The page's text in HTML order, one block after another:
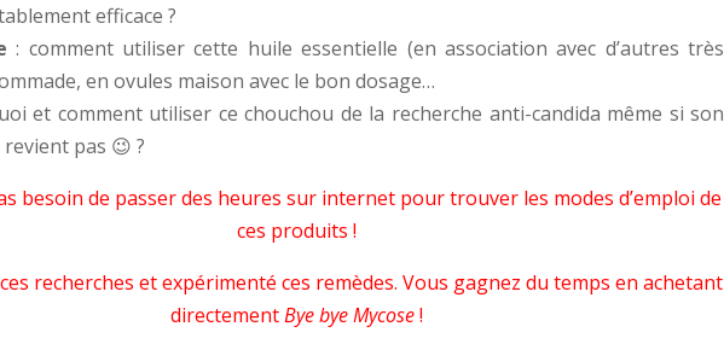
efficace ?
: comment utiliser cette huile essentielle (en association avec d’autres très
en ovules maison avec le bon dosage…
et comment utiliser ce chouchou de la recherche anti-candida même si son
pas 😉 ?
besoin de passer des heures sur internet pour trouver les modes d’emploi de
ces produits !
recherches et expérimenté ces remèdes. Vous gagnez du temps en achetant
directementBye bye Mycose!